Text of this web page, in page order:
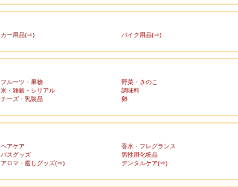
カー用品(⇒) バイク用品(⇒)
フルーツ・果物 野菜・きのこ
米・雑穀・シリアル 調味料
チーズ・乳製品 卵
ヘアケア 香水・フレグランス
バスグッズ 男性用化粧品
アロマ・癒しグッズ(⇒) デンタルケア(⇒)